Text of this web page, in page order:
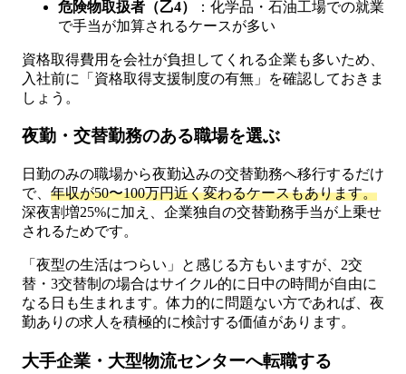
危険物取扱者（乙4）
：化学品・石油工場での就業
で手当が加算されるケースが多い
資格取得費用を会社が負担してくれる企業も多いため、
入社前に「資格取得支援制度の有無」を確認しておきま
しょう。
夜勤・交替勤務のある職場を選ぶ
日勤のみの職場から夜勤込みの交替勤務へ移行するだけ
で、 年収が50〜100万円近く変わるケースもあります。
深夜割増25%に加え、企業独自の交替勤務手当が上乗せ
されるためです。
「夜型の生活はつらい」と感じる方もいますが、2交
替・3交替制の場合はサイクル的に日中の時間が自由に
なる日も生まれます。体力的に問題ない方であれば、夜
勤ありの求人を積極的に検討する価値があります。
大手企業・大型物流センターへ転職する